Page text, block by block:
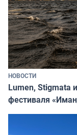
НОВОСТИ
Lumen, Stigmata
фестиваля